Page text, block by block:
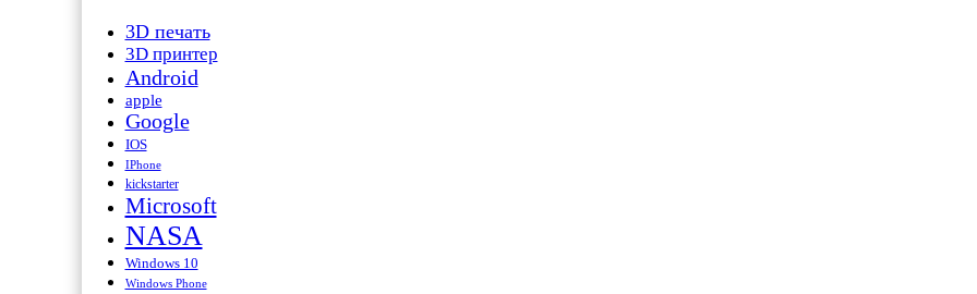
3D печать
3D принтер
Android
apple
Google
IOS
IPhone
kickstarter
Microsoft
NASA
Windows 10
Windows Phone